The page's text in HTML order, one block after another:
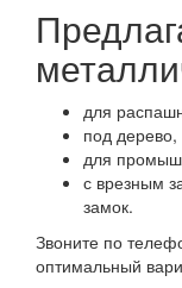
для
под
для
с врезным
замок.
Звоните по
оптимальный